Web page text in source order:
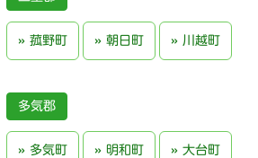
菰野町 朝日町 川越町
多気郡
多気町 明和町 大台町